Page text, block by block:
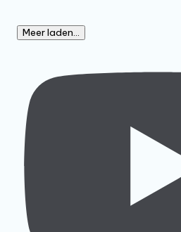
Meer laden...